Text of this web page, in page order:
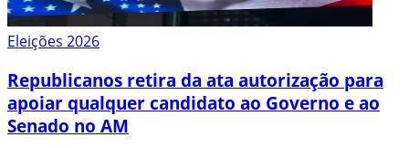
Eleições 2026
Republicanos retira da ata autorização para
apoiar qualquer candidato ao Governo e ao
Senado no AM